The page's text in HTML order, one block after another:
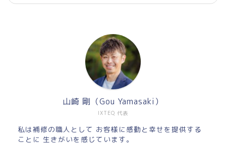
IXTEQ 代表
山崎 剛（Gou Yamasaki）
私は補修の職人として お客様に感動と幸せを提供する
ことに 生きがいを感じています。